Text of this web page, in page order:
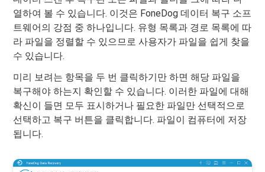
열하여 볼 수 있습니다. 이것은 FoneDog 데이터 복구 소프
트웨어의 강점 중 하나입니다. 유형 목록과 경로 목록에 따
라 파일을 정렬할 수 있으므로 사용자가 파일을 쉽게 찾을
수 있습니다.
미리 보려는 항목을 두 번 클릭하기만 하면 해당 파일을
복구해야 하는지 확인할 수 있습니다. 이러한 파일에 대해
확신이 들면 모두 표시하거나 필요한 파일만 선택적으로
선택하고 복구 버튼을 클릭합니다. 파일이 컴퓨터에 저장
됩니다.